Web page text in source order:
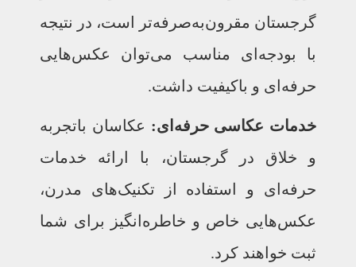
گرجستان مقرون‌به‌صرفه‌تر است، در نتیجه
با بودجه‌ای مناسب می‌توان عکس‌هایی
حرفه‌ای و باکیفیت داشت.
خدمات عکاسی حرفه‌ای: عکاسان با‌تجربه
و خلاق در گرجستان، با ارائه خدمات
حرفه‌ای و استفاده از تکنیک‌های مدرن،
عکس‌هایی خاص و خاطره‌انگیز برای شما
ثبت خواهند کرد.